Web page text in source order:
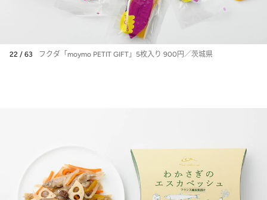
22 / 63 フクダ「moymo PETIT GIFT」5枚入り 900円／茨城県